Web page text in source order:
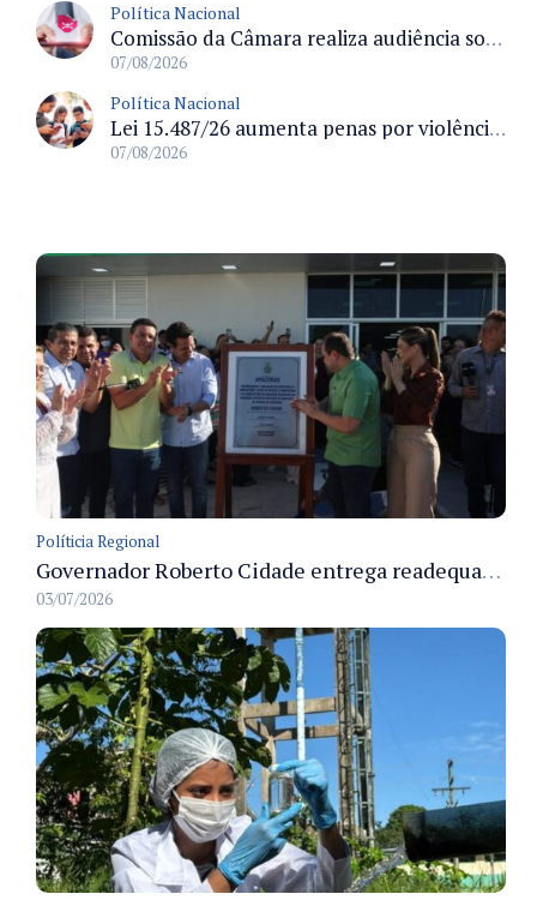
Política Nacional
Comissão da Câmara realiza audiência sobre apostas online para medir o tamanho do mercado ilegal
07/08/2026
Política Nacional
Lei 15.487/26 aumenta penas por violência sexual digital contra crianças e adolescentes e autoriza ronda virtual para investigação
07/08/2026
Políticia Regional
Governador Roberto Cidade entrega readequação do ambulatório da FCecon e amplia capacidade de atendimento oncológico em Manaus
03/07/2026